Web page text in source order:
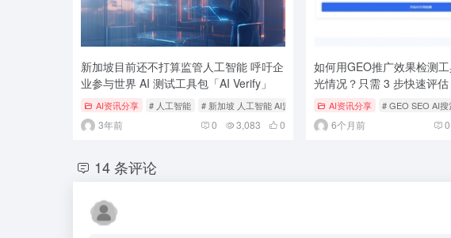
新加坡目前还不打算监管人工智能 呼吁企
业参与世界 AI 测试工具包「AI Verify」
AI资讯分享 # 人工智能 # 新加坡 人工智能 AI监管 AI头条 # 科技新闻
3年前 0 3,083 0
如何用GEO推广效果检测
光情况？只需 3 步快速评
AI资讯分享 # GEO SEO AI
6个月前 0
14 条评论